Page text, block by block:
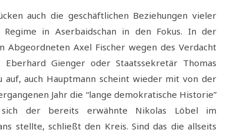
auch die geschäftlichen Beziehungen vieler
in Aserbaidschan in den Fokus. In der
Abgeordneten Axel Fischer wegen des Verdacht
Gienger oder Staatssekretär Thomas
auf, auch Hauptmann scheint wieder mit von der
Jahr die “lange demokratische Historie”
der bereits erwähnte Nikolas Löbel im
stellte, schließt den Kreis. Sind das die allseits